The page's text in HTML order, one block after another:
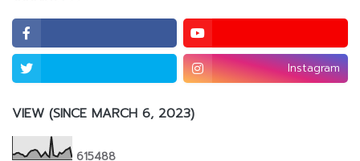
Instagram
VIEW (SINCE MARCH 6, 2023)
615488